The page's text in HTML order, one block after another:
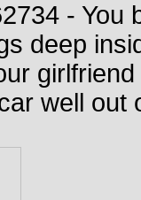
- You
deep
well out